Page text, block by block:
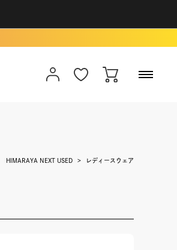
HIMARAYA NEXT USED レディースウェア